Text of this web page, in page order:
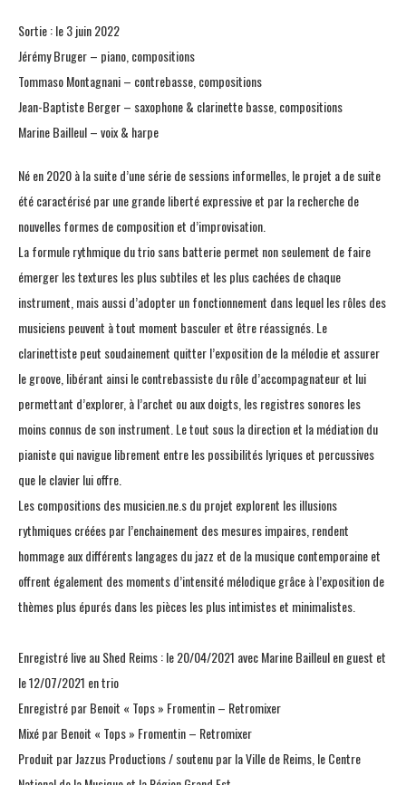
Sortie : le 3 juin 2022
Jérémy Bruger – piano, compositions
Tommaso Montagnani – contrebasse, compositions
Jean-Baptiste Berger – saxophone & clarinette basse, compositions
Marine Bailleul – voix & harpe
Né en 2020 à la suite d’une série de sessions informelles, le projet a de suite
été caractérisé par une grande liberté expressive et par la recherche de
nouvelles formes de composition et d’improvisation.
La formule rythmique du trio sans batterie permet non seulement de faire
émerger les textures les plus subtiles et les plus cachées de chaque
instrument, mais aussi d’adopter un fonctionnement dans lequel les rôles des
musiciens peuvent à tout moment basculer et être réassignés. Le
clarinettiste peut soudainement quitter l’exposition de la mélodie et assurer
le groove, libérant ainsi le contrebassiste du rôle d’accompagnateur et lui
permettant d’explorer, à l’archet ou aux doigts, les registres sonores les
moins connus de son instrument. Le tout sous la direction et la médiation du
pianiste qui navigue librement entre les possibilités lyriques et percussives
que le clavier lui offre.
Les compositions des musicien.ne.s du projet explorent les illusions
rythmiques créées par l’enchainement des mesures impaires, rendent
hommage aux différents langages du jazz et de la musique contemporaine et
offrent également des moments d’intensité mélodique grâce à l’exposition de
thèmes plus épurés dans les pièces les plus intimistes et minimalistes.
Enregistré live au Shed Reims : le 20/04/2021 avec Marine Bailleul en guest et
le 12/07/2021 en trio
Enregistré par Benoit « Tops » Fromentin – Retromixer
Mixé par Benoit « Tops » Fromentin – Retromixer
Produit par Jazzus Productions / soutenu par la Ville de Reims, le Centre